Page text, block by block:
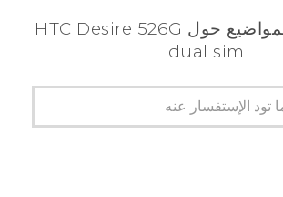
البحث عن المواضيع حول HTC Desire 526G
dual sim